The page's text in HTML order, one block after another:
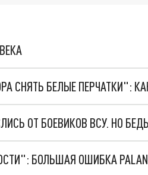
СНЯТЬ БЕЛЫЕ ПЕРЧАТКИ":
ОТ БОЕВИКОВ ВСУ. НО